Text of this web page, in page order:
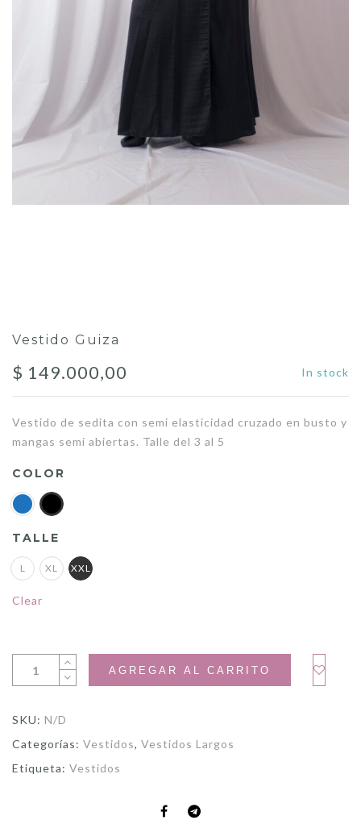
Vestido Guiza
$ 149.000,00 In stock
Vestido de sedita con semi elasticidad cruzado en busto y
mangas semi abiertas. Talle del 3 al 5
COLOR
TALLE
L XL XXL
Clear
AGREGAR AL CARRITO
SKU: N/D
Categorías: Vestidos, Vestidos Largos
Etiqueta: Vestidos